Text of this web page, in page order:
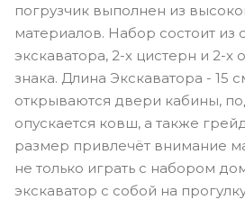
погрузчик выполнен из
материалов. Набор состоит из
экскаватора, 2-х цистерн и 2-х
знака. Длина Экскаватора - 15
открываются двери кабины,
опускается ковш, а также
размер привлечёт внимание
не только играть с набором
экскаватор с собой на